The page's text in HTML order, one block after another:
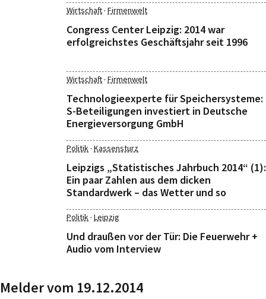
Wirtschaft· Firmenwelt
Congress Center Leipzig: 2014 war
erfolgreichstes Geschäftsjahr seit 1996
Wirtschaft· Firmenwelt
Technologieexperte für Speichersysteme:
S-Beteiligungen investiert in Deutsche
Energieversorgung GmbH
Politik· Kassensturz
Leipzigs „Statistisches Jahrbuch 2014“ (1):
Ein paar Zahlen aus dem dicken
Standardwerk – das Wetter und so
Politik· Leipzig
Und draußen vor der Tür: Die Feuerwehr +
Audio vom Interview
Melder vom 19.12.2014